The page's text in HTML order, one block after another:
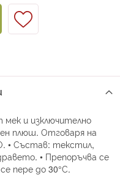
и изключително
плюш. Отговаря на
• Състав: текстил,
• Препоръчва се
пере до 30°С.